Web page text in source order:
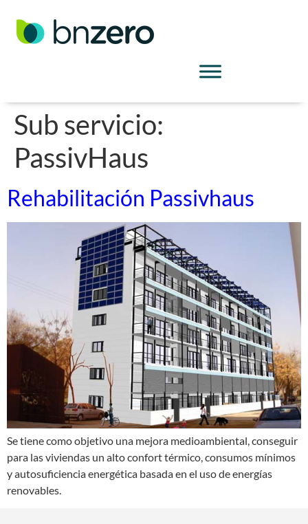
Sub servicio:
PassivHaus
Rehabilitación Passivhaus
Se tiene como objetivo una mejora medioambiental, conseguir
para las viviendas un alto confort térmico, consumos mínimos
y autosuficiencia energética basada en el uso de energías
renovables.